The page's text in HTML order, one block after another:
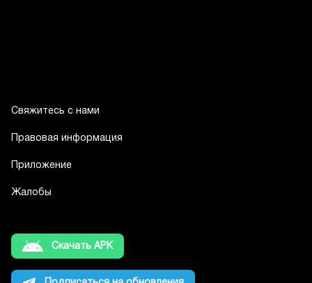
Свяжитесь с нами
Правовая информация
Приложение
Жалобы
Скачать APK